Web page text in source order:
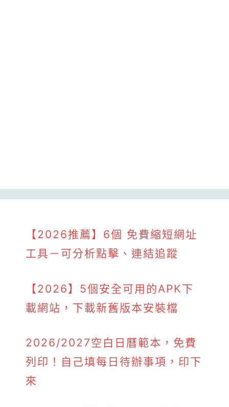
【2026推薦】6個 免費縮短網址
工具－可分析點擊、連結追蹤
【2026】5個安全可用的APK下
載網站，下載新舊版本安裝檔
2026/2027空白日曆範本，免費
列印！自己填每日待辦事項，印下
來